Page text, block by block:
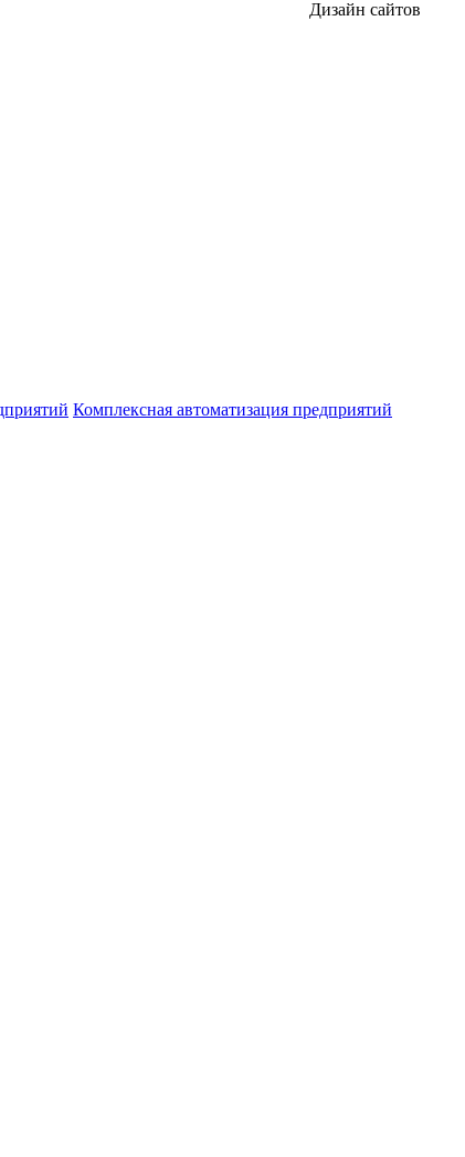
Комплексная автоматизация предприятий
Дизайн сайтов